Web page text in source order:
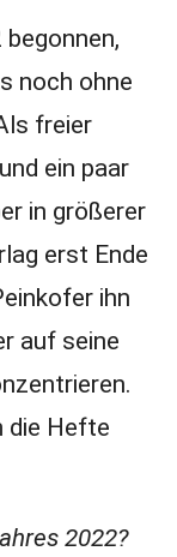
noch ohne
freier
ein paar
in größerer
erst Ende
ihn
auf seine
die Hefte
2022?